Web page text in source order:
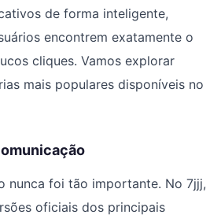
de forma inteligente,
encontrem exatamente o
cliques. Vamos explorar
mais populares disponíveis no
nunca foi tão importante. No 7jjj,
oficiais dos principais